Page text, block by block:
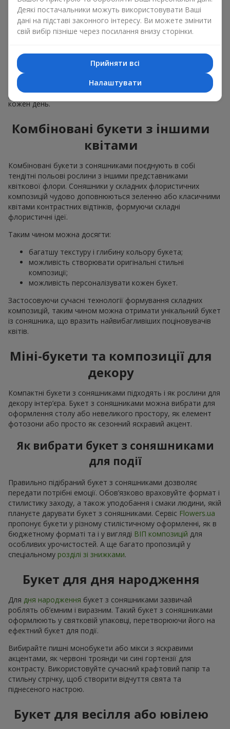
Класичний букет з
соняшників
Класичний букет з соняшниками підкреслює природну
форму і колірну гаму яскравої квітки. Великі квіти та високі
стебла створюють чіткий силует композиції. Це
універсальній літні композиції, що підійдуть, як для
урочистих подій та і просто, як приємний подарунок на
кожен день.
Комбіновані букети з іншими
квітами
Комбіновані букети з соняшниками поєднують в собі
тендітні польові рослини з іншими представниками
квіткової флори. Соняшники у складних флористичних
композицій чудово доповнюються зеленню або класичними
квітами контрастних відтінків, формуючи складні
флористичні ідеї.
Таким чином можна досягти:
багатшу текстуру і глибину кольору букета;
можливість створювати оригінальні стильні
композиції;
можливість персоналізувати кожен букет.
Застосовуючи сучасні технології формування складних
композицій, таким чином можна отримати унікальний букет
із соняшника, що вразить найвибагливіших поціновувачів
квітів.
Міні-букети та композиції для
декору
Компактні букети з соняшниками підходять і як рослини для
декору інтер’єра. Букет з соняшниками можна вибрати для
оформлення столу або невеликого простору, як елемент
фотозони або просто як сезонний яскравий акцент.
Як вибрати букет з соняшниками
для події
Правильно підібраний букет з соняшниками дозволяє
передати потрібні емоції. Обов’язково враховуйте формат і
стилистику заходу, а також уподобання і смаки людини, якій
плануєте дарувати букет з соняшниками. Сервіс Flowers.ua
пропонує букети у різному стилістичному оформленні, як в
бюджетному форматі та і у вигляді ВІП композицій для
особливих урочистостей. А ще багато пропозицій у
спеціальному розділі зі знижками.
Букет для дня народження
Для дня народження букет з соняшниками зазвичай
роблять об’ємним і виразним. Такий букет з соняшниками
оформлюють у святковій упаковці, перетворюючи його на
ефектний букет для події.
Вибирайте пишні монобукети або мікси з яскравими
акцентами, як червоні троянди чи сині гортензії для
контрасту. Використовуйте сучасний крафтовий папір та
стильну стрічку, щоб створити відчуття свята та
піднесеного настрою.
Букет для весілля або ювілею
Деякі постачальники можуть використовувати Ваші
дані на підставі законного інтересу. Ви можете змінити
свій вибір пізніше через посилання внизу сторінки.
Прийняти всі
Налаштувати